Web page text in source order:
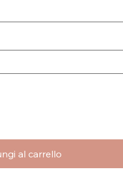
al carrello